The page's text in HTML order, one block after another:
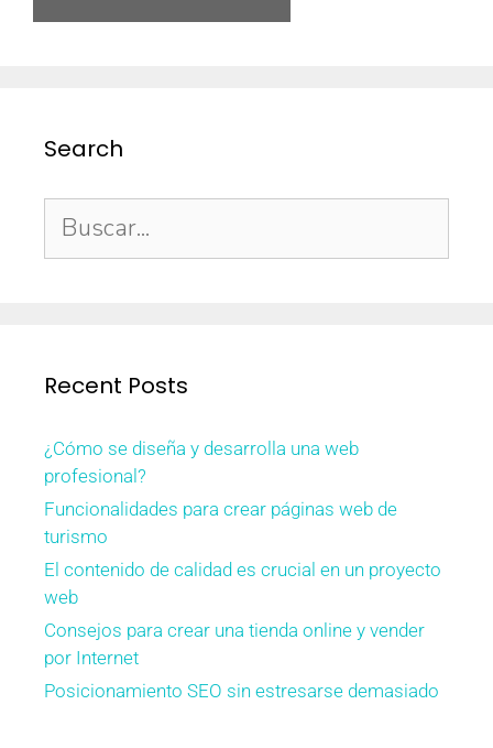
Search
Recent Posts
¿Cómo se diseña y desarrolla una web
profesional?
Funcionalidades para crear páginas web de
turismo
El contenido de calidad es crucial en un proyecto
web
Consejos para crear una tienda online y vender
por Internet
Posicionamiento SEO sin estresarse demasiado